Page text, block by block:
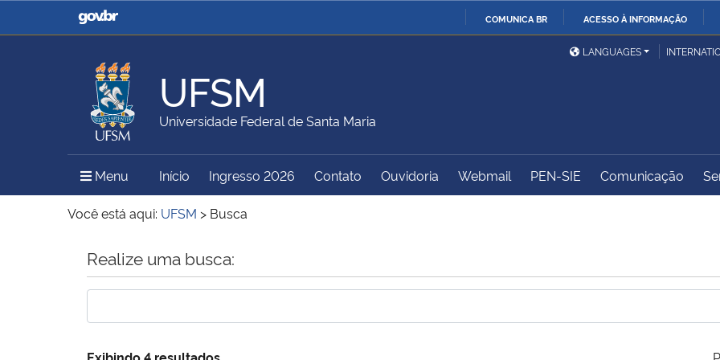
COMUNICA BR ACESSO À INFORMAÇÃO
Casa Civil
Ministério da Justiça e
Ministério da Defesa
Ministério das Relações
Exteriores
Ministério da Agricultura,
Pecuária e Abastecimento
Ministério da Educação
Ministério do Meio Ambiente Ministério do Turismo
Ministério do
Controladoria-Geral da
LANGUAGES
UFSM
Universidade Federal de Santa Maria
Menu Menu Principal do Sítio
Início Ingresso 2026 Contato Ouvidoria Webmail PEN-SIE Comunicação
Você está aqui: UFSM > Busca
Início do conteúdo
Realize uma busca:
Exibindo 4 resultados